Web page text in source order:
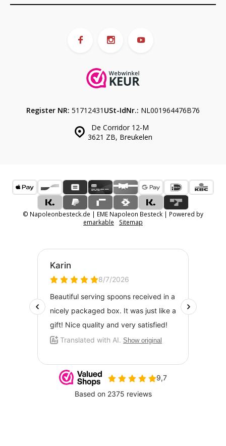
De Corridor 12-M
3621 ZB, Breukelen
Register NR: 51712431 USt-IdNr.: NL001964476B76
© Napoleonbesteck.de | EME Napoleon Besteck | Powered by
emarkable
Sitemap